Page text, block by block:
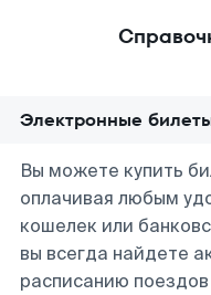
Электронные
Вы можете купить
оплачивая любым
кошелек или
вы всегда найдете
расписанию